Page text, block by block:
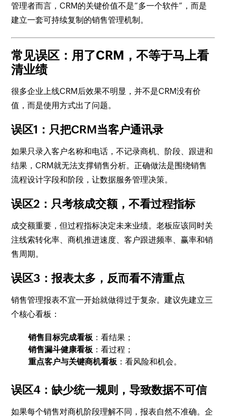
管理者而言，CRM的关键价值不是“多一个软件”，而是
建立一套可持续复制的销售管理机制。
常见误区：用了CRM，不等于马上看
清业绩
很多企业上线CRM后效果不明显，并不是CRM没有价
值，而是使用方式出了问题。
误区1：只把CRM当客户通讯录
如果只录入客户名称和电话，不记录商机、阶段、跟进和
结果，CRM就无法支撑销售分析。正确做法是围绕销售
流程设计字段和阶段，让数据服务管理决策。
误区2：只考核成交额，不看过程指标
成交额重要，但过程指标决定未来业绩。老板应该同时关
注线索转化率、商机推进速度、客户跟进频率、赢率和销
售周期。
误区3：报表太多，反而看不清重点
销售管理报表不宜一开始就做得过于复杂。建议先建立三
个核心看板：
销售目标完成看板 ：看结果；
销售漏斗健康看板 ：看过程；
重点客户与关键商机看板 ：看风险和机会。
误区4：缺少统一规则，导致数据不可信
如果每个销售对商机阶段理解不同，报表自然不准确。企